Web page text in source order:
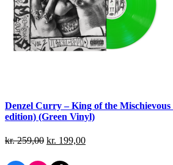
Denzel Curry – King of the
edition) (Green Vinyl)
kr.259,00 kr. 199,00